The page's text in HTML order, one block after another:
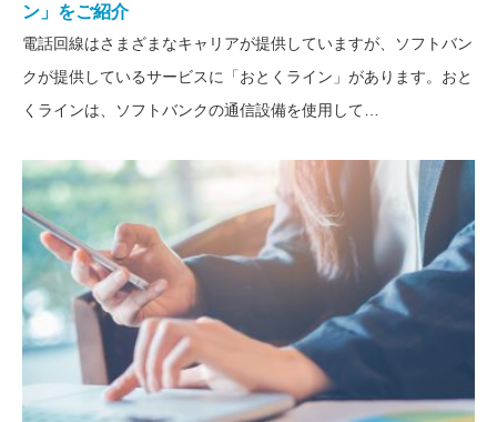
ン」をご紹介
電話回線はさまざまなキャリアが提供していますが、ソフトバン
クが提供しているサービスに「おとくライン」があります。おと
くラインは、ソフトバンクの通信設備を使用して…